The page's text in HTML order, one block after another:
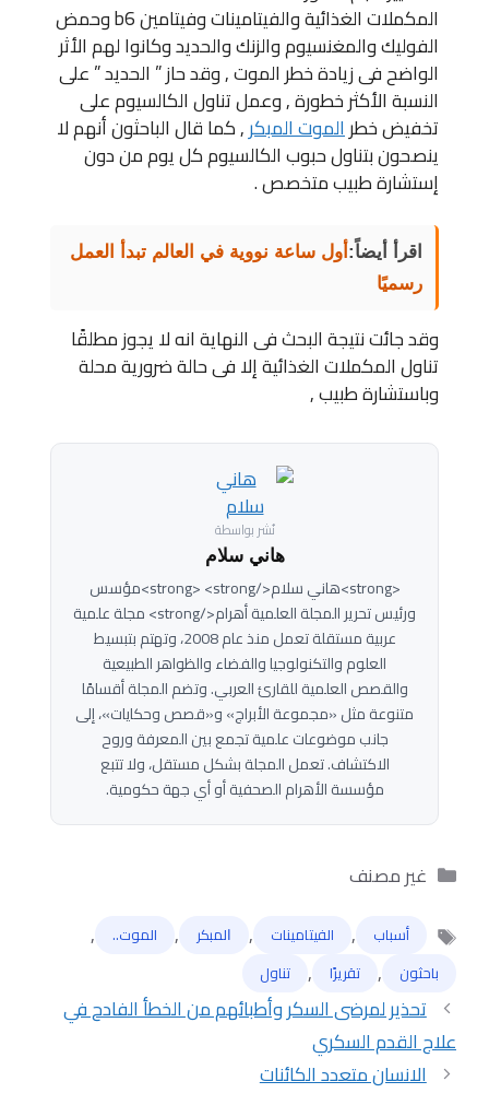
المكملات الغذائية والفيتامينات وفيتامين b6 وحمض
الفوليك والمغنسيوم والزنك والحديد وكانوا لهم الأثر
الواضح فى زيادة خطر الموت , وقد حاز ” الحديد ” على
النسبة الأكثر خطورة , وعمل تناول الكالسيوم على
تخفيض خطرالموت المبكر, كما قال الباحثون أنهم لا
ينصحون بتناول حبوب الكالسيوم كل يوم من دون
إستشارة طبيب متخصص .
اقرأ أيضاً: أول ساعة نووية في العالم تبدأ العمل
رسميًا
وقد جائت نتيجة البحث فى النهاية انه لا يجوز مطلقًا
تناول المكملات الغذائية إلا فى حالة ضرورية محلة
وباستشارة طبيب ,
نُشر بواسطة
هاني سلام
<strong>هاني سلام</strong> <strong>مؤسس
ورئيس تحرير المجلة العلمية أهرام</strong> مجلة علمية
عربية مستقلة تعمل منذ عام 2008، وتهتم بتبسيط
العلوم والتكنولوجيا والفضاء والظواهر الطبيعية
والقصص العلمية للقارئ العربي. وتضم المجلة أقسامًا
متنوعة مثل «مجموعة الأبراج» و«قصص وحكايات»، إلى
جانب موضوعات علمية تجمع بين المعرفة وروح
الاكتشاف. تعمل المجلة بشكل مستقل، ولا تتبع
مؤسسة الأهرام الصحفية أو أي جهة حكومية.
التصنيفات
غير مصنف
الوسوم
أسباب , الفيتامينات , ﺍﻟﻤﺒﻜﺮ , الموت.. ,
باحثون , تقريرًا , تناول
تحذير لمرضى السكر وأطبائهم من الخطأ الفادح في
علاج القدم السكري
الانسان متعدد الكائنات